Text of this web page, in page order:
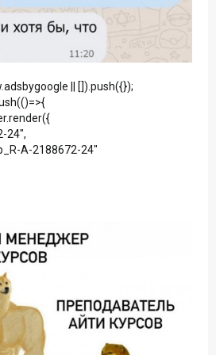
|| []).push({});
24",
A-2188672-24"